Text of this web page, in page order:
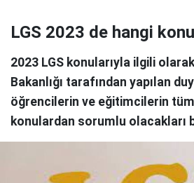
LGS 2023 de hangi
2023 LGS konularıyla ilgili
Bakanlığı tarafından yapılan
öğrencilerin ve eğitimcilerin tüm
konulardan sorumlu olacakları